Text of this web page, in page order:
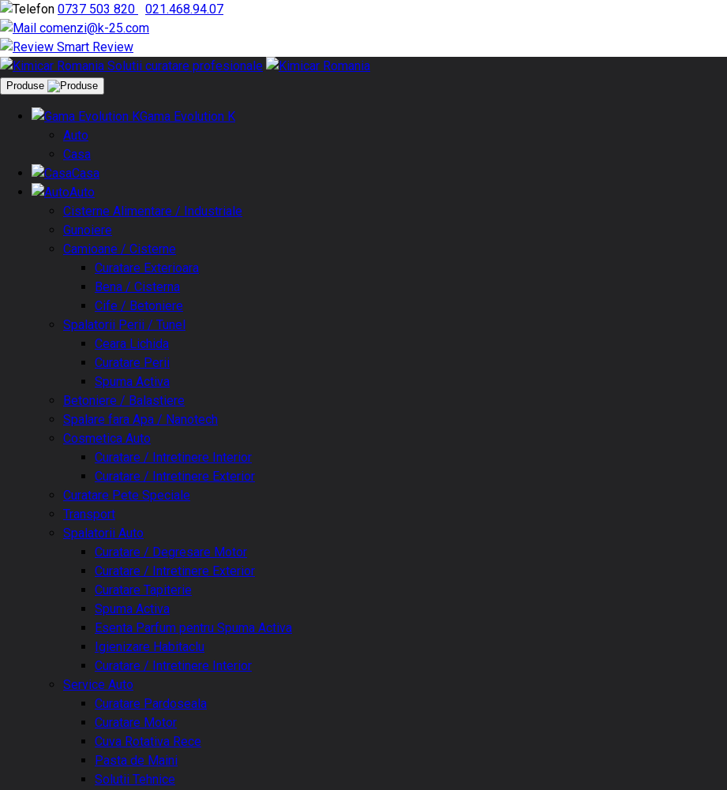
0737 503 820
021.468.94.07
comenzi@k-25.com
Smart Review
Produse
Gama Evolution K
Auto
Casa
Casa
Auto
Cisterne Alimentare / Industriale
Gunoiere
Camioane / Cisterne
Curatare Exterioara
Bena / Cisterna
Cife / Betoniere
Spalatorii Perii / Tunel
Ceara Lichida
Curatare Perii
Spuma Activa
Betoniere / Balastiere
Spalare fara Apa / Nanotech
Cosmetica Auto
Curatare / Intretinere Interior
Curatare / Intretinere Exterior
Curatare Pete Speciale
Transport
Spalatorii Auto
Curatare / Degresare Motor
Curatare / Intretinere Exterior
Curatare Tapiterie
Spuma Activa
Esenta Parfum pentru Spuma Activa
Igienizare Habitaclu
Curatare / Intretinere Interior
Service Auto
Curatare Pardoseala
Curatare Motor
Cuva Rotativa Rece
Pasta de Maini
Solutii Tehnice